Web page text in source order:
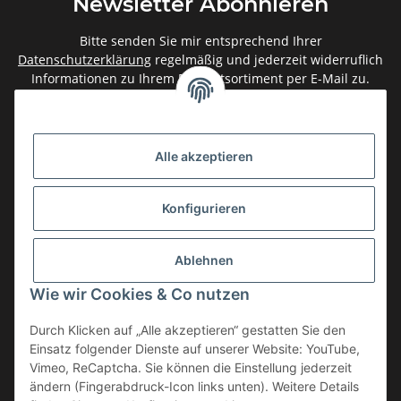
Alle akzeptieren
Konfigurieren
Ablehnen
Wie wir Cookies & Co nutzen
Durch Klicken auf „Alle akzeptieren“ gestatten Sie den
Einsatz folgender Dienste auf unserer Website: YouTube,
Vimeo, ReCaptcha. Sie können die Einstellung jederzeit
ändern (Fingerabdruck-Icon links unten). Weitere Details
Bitte senden Sie mir entsprechend Ihrer
Datenschutzerklärung regelmäßig und jederzeit widerruflich
Informationen zu Ihrem Produktsortiment per E-Mail zu.
Gesetzliche Informationen
Informationen
Service
Vertrag widerrufen
* Alle Preise inkl. gesetzlicher USt., zzgl.Versand